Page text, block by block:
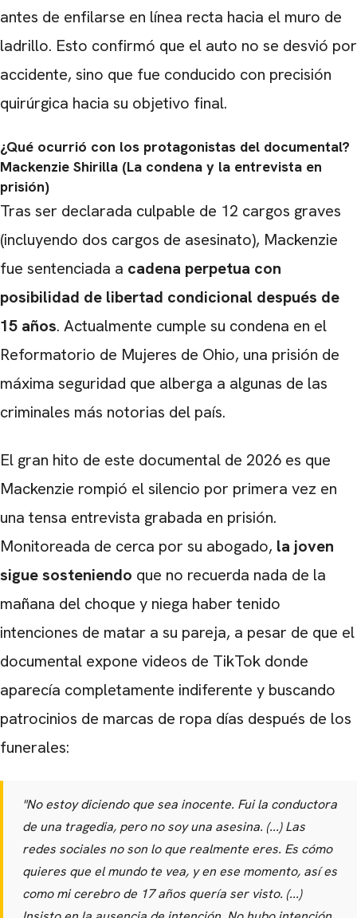
antes de enfilarse en línea recta hacia el muro de
ladrillo. Esto confirmó que el auto no se desvió por
accidente, sino que fue conducido con precisión
quirúrgica hacia su objetivo final.
¿Qué ocurrió con los protagonistas del documental?
Mackenzie Shirilla (La condena y la entrevista en
prisión)
Tras ser declarada culpable de 12 cargos graves
(incluyendo dos cargos de asesinato), Mackenzie
fue sentenciada a cadena perpetua con
posibilidad de libertad condicional después de
15 años. Actualmente cumple su condena en el
Reformatorio de Mujeres de Ohio, una prisión de
máxima seguridad que alberga a algunas de las
criminales más notorias del país.
El gran hito de este documental de 2026 es que
Mackenzie rompió el silencio por primera vez en
una tensa entrevista grabada en prisión.
Monitoreada de cerca por su abogado, la joven
sigue sosteniendo que no recuerda nada de la
mañana del choque y niega haber tenido
intenciones de matar a su pareja, a pesar de que el
documental expone videos de TikTok donde
aparecía completamente indiferente y buscando
patrocinios de marcas de ropa días después de los
funerales:
"No estoy diciendo que sea inocente. Fui la conductora
de una tragedia, pero no soy una asesina. (...) Las
redes sociales no son lo que realmente eres. Es cómo
quieres que el mundo te vea, y en ese momento, así es
como mi cerebro de 17 años quería ser visto. (...)